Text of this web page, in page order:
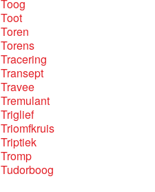
Toog
Toot
Toren
Torens
Tracering
Transept
Travee
Tremulant
Triglief
Triomfkruis
Triptiek
Tromp
Tudorboog